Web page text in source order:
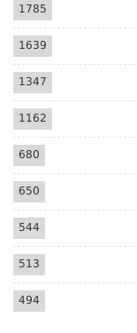
1785
1639
1347
1162
680
650
544
513
494